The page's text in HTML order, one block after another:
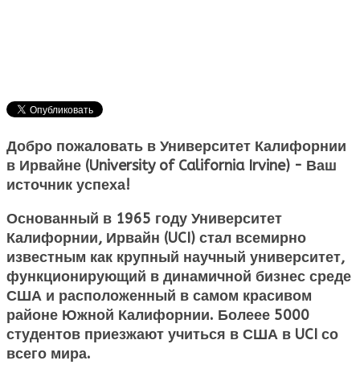
Добро пожаловать в Университет Калифорнии
в Ирвайне (University of California Irvine) - Ваш
источник успеха!
Основанный в 1965 году Университет
Калифорнии, Ирвайн (UCI) стал всемирно
известным как крупный научный университет,
функционирующий в динамичной бизнес среде
США и расположенный в самом красивом
районе Южной Калифорнии. Болеее 5000
студентов приезжают учиться в США в UCI со
всего мира.